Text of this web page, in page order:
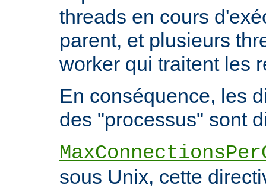
threads en cours
parent, et plusieurs
worker qui traitent les
En conséquence, les
des "processus" sont
sous Unix, cette